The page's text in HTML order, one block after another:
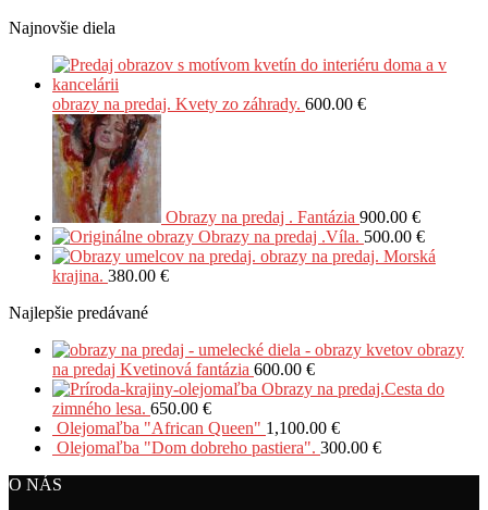
Najnovšie diela
obrazy na predaj. Kvety zo záhrady. 600.00 €
Obrazy na predaj . Fantázia 900.00 €
Obrazy na predaj .Víla. 500.00 €
obrazy na predaj. Morská
krajina. 380.00 €
Najlepšie predávané
obrazy
na predaj Kvetinová fantázia 600.00 €
Obrazy na predaj.Cesta do
zimného lesa. 650.00 €
Olejomaľba "African Queen" 1,100.00 €
Olejomaľba "Dom dobreho pastiera". 300.00 €
O NÁS